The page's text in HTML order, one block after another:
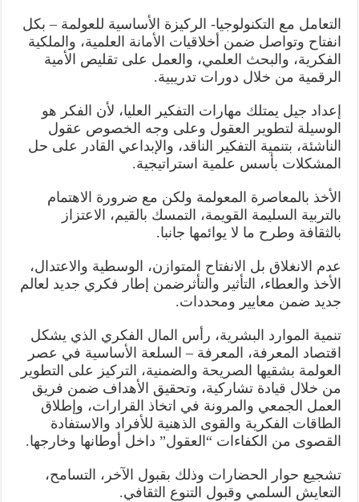
التعامل مع التكنولوجيا- الركيزة الأساسية للعولمة – بكل
انفتاح وتواصل ضمن أخلاقيات الأمانة العلمية، والملكية
الفكرية، والبحث العلمي، والعمل على تقليص الأمية
الرقمية من خلال دورات تدريبية.
إعداد جيل يمتلك مهارات التفكير العليا، لأن الفكر هو
الوسيلة لتطوير العقول وعلى وجه الخصوص عقول
الناشئة، بتنمية التفكير الناقد، والإبداعي القادر على حل
المشكلات بأسس علمية استراتيجية.
الأخذ بالمعاصرة المعولمة ولكن مع ضرورة الاهتمام
بالتربية السليمة القويمة، التمسك بالقيم، الاعتزاز
بالثقافة وطرح ما لا يوائمها جانبا.
عدم الانغلاق بل الانفتاح المتوازن، الوسطية والاعتدال،
الأخذ والعطاء، التأثير والتأثرضمن إطار فكري جديد لعالم
جديد ضمن معايير ومحددات.
تنمية الموارد البشرية، رأس المال الفكري الذي يشكل
اقتصاد المعرفة، المعرفة – السلعة الأساسية في عصر
العولمة بشقيها الصريحة والضمنية، التركيز على التطوير
من خلال قيادة تشاركية، وتحقيق الأهداف ضمن فريق
العمل الجمعي والمرونة في اتخاذ القرارات، وإطلاق
الطاقات الفكرية والقوى الذهنية للأفراد والاستفادة
القصوى من الكفاءات “العقول” داخل أوطانها وخارجها.
تشجيع حوار الحضارات وذلك بقبول الآخر، التسامح،
التعايش السلمي وقبول التنوع الثقافي.